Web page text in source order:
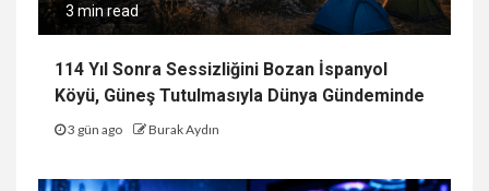
3 min read
114 Yıl Sonra Sessizliğini Bozan İspanyol
Köyü, Güneş Tutulmasıyla Dünya Gündeminde
3 gün ago Burak Aydın